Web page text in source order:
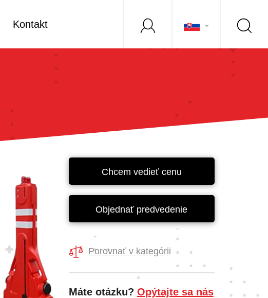
Kontakt
Chcem vedieť cenu
Objednať predvedenie
Porovnať v kategórii
Máte otázku? Opýtajte sa nás